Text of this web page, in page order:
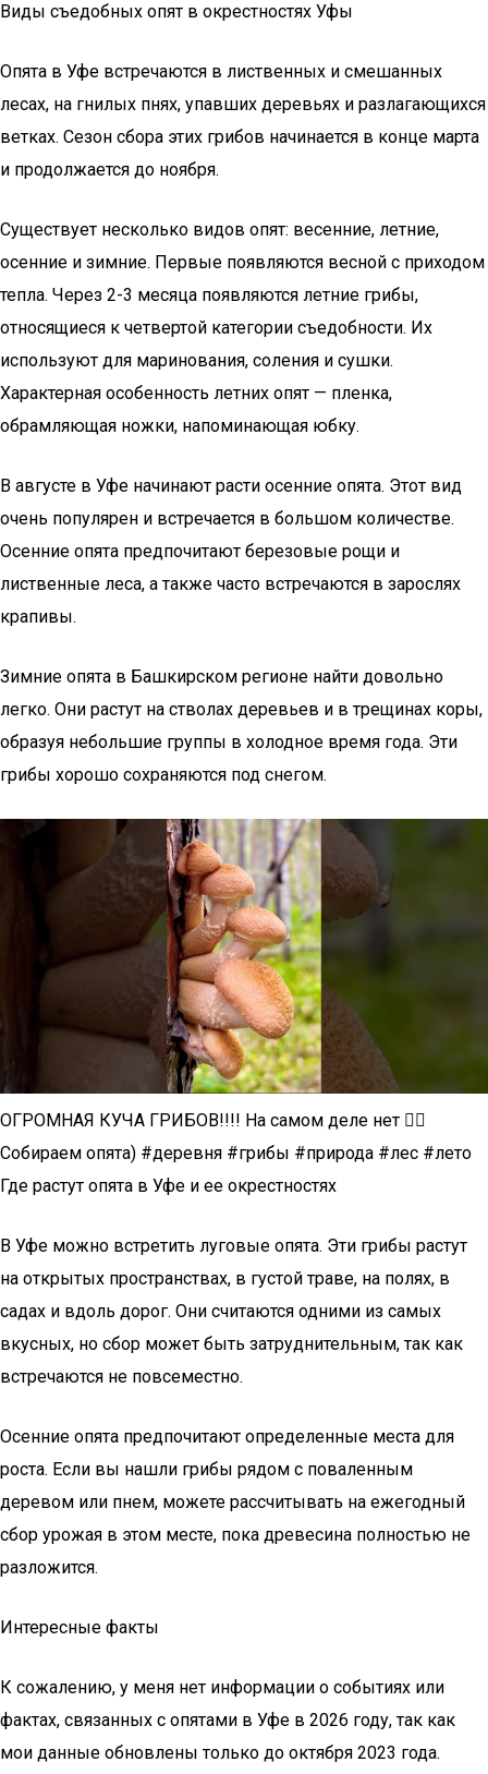
Виды съедобных опят в окрестностях Уфы
Опята в Уфе встречаются в лиственных и смешанных
лесах, на гнилых пнях, упавших деревьях и разлагающихся
ветках. Сезон сбора этих грибов начинается в конце марта
и продолжается до ноября.
Существует несколько видов опят: весенние, летние,
осенние и зимние. Первые появляются весной с приходом
тепла. Через 2-3 месяца появляются летние грибы,
относящиеся к четвертой категории съедобности. Их
используют для маринования, соления и сушки.
Характерная особенность летних опят — пленка,
обрамляющая ножки, напоминающая юбку.
В августе в Уфе начинают расти осенние опята. Этот вид
очень популярен и встречается в большом количестве.
Осенние опята предпочитают березовые рощи и
лиственные леса, а также часто встречаются в зарослях
крапивы.
Зимние опята в Башкирском регионе найти довольно
легко. Они растут на стволах деревьев и в трещинах коры,
образуя небольшие группы в холодное время года. Эти
грибы хорошо сохраняются под снегом.
ОГРОМНАЯ КУЧА ГРИБОВ!!!! На самом деле нет 🙂‍↔️
Собираем опята) #деревня #грибы #природа #лес #лето
Где растут опята в Уфе и ее окрестностях
В Уфе можно встретить луговые опята. Эти грибы растут
на открытых пространствах, в густой траве, на полях, в
садах и вдоль дорог. Они считаются одними из самых
вкусных, но сбор может быть затруднительным, так как
встречаются не повсеместно.
Осенние опята предпочитают определенные места для
роста. Если вы нашли грибы рядом с поваленным
деревом или пнем, можете рассчитывать на ежегодный
сбор урожая в этом месте, пока древесина полностью не
разложится.
Интересные факты
К сожалению, у меня нет информации о событиях или
фактах, связанных с опятами в Уфе в 2026 году, так как
мои данные обновлены только до октября 2023 года.